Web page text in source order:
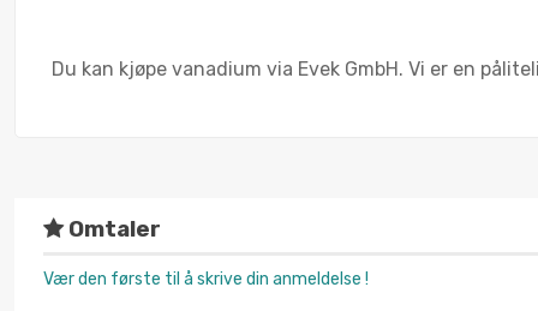
Du kan kjøpe vanadium via Evek GmbH. Vi er en
Omtaler
Vær den første til å skrive din anmeldelse !